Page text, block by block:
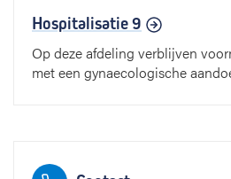
Hospitalisatie 9
Op deze afdeling verblijven
met een gynaecologische